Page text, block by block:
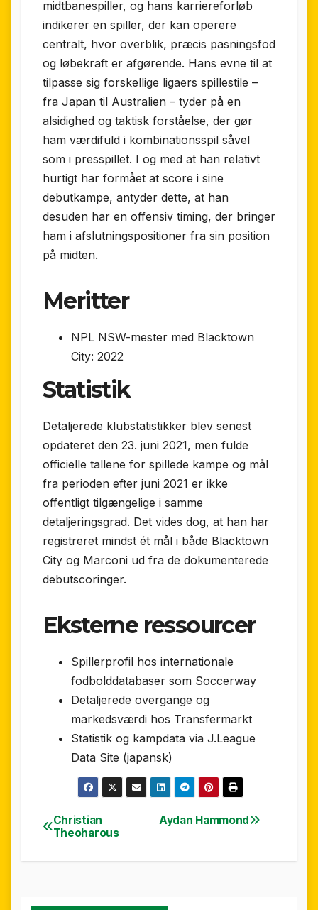
midtbanespiller, og hans karriereforløb
indikerer en spiller, der kan operere
centralt, hvor overblik, præcis pasningsfod
og løbekraft er afgørende. Hans evne til at
tilpasse sig forskellige ligaers spillestile –
fra Japan til Australien – tyder på en
alsidighed og taktisk forståelse, der gør
ham værdifuld i kombinationsspil såvel
som i presspillet. I og med at han relativt
hurtigt har formået at score i sine
debutkampe, antyder dette, at han
desuden har en offensiv timing, der bringer
ham i afslutningspositioner fra sin position
på midten.
Meritter
NPL NSW-mester med Blacktown
City: 2022
Statistik
Detaljerede klubstatistikker blev senest
opdateret den 23. juni 2021, men fulde
officielle tallene for spillede kampe og mål
fra perioden efter juni 2021 er ikke
offentligt tilgængelige i samme
detaljeringsgrad. Det vides dog, at han har
registreret mindst ét mål i både Blacktown
City og Marconi ud fra de dokumenterede
debutscoringer.
Eksterne ressourcer
Spillerprofil hos internationale
fodbolddatabaser som Soccerway
Detaljerede overgange og
markedsværdi hos Transfermarkt
Statistik og kampdata via J.League
Data Site (japansk)
Indlægsnavigation
Aydan Hammond
Christian
Theoharous